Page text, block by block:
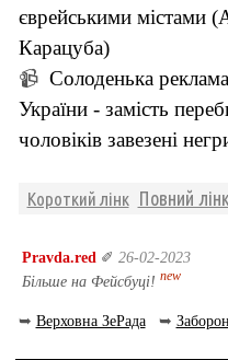
єврейськими містами
Карацуба)
📹 Солоденька
України - замість
чоловіків завезені
Короткий лінк Повний лінк
Pravda.red ✐ 26-02-2023
Більше на Фейсбуці! new
➥ Верховна ЗеРада➥